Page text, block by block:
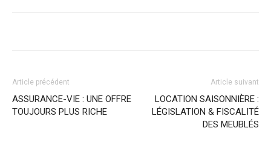
Article précédent
ASSURANCE-VIE : UNE OFFRE
TOUJOURS PLUS RICHE
Article suivant
LOCATION SAISONNIÈRE :
LÉGISLATION & FISCALITÉ
DES MEUBLÉS